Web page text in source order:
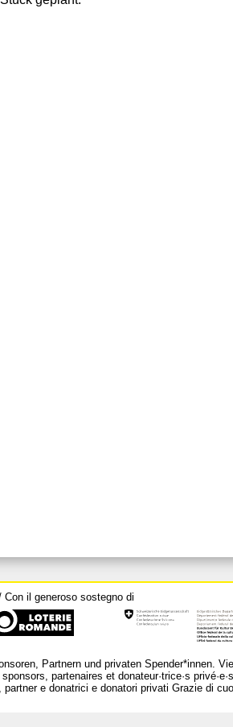
il generoso sostegno di
Partnern und privaten Spender*innen.
partenaires et donateur·trice·s
e donatrici e donatori privati Grazie di